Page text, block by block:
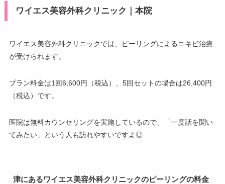
ワイエス美容外科クリニック｜本院
ワイエス美容外科クリニックでは、ピーリングによるニキビ治療
が受けられます。
プラン料金は1回6,600円（税込）、5回セットの場合は26,400円
（税込）です。
医院は無料カウンセリングを実施しているので、「一度話を聞い
てみたい」という人も訪れやすいですよ◎
津にあるワイエス美容外科クリニックのピーリングの料金